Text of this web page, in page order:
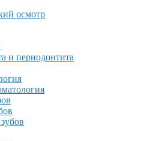
осмотр
и периодонтита